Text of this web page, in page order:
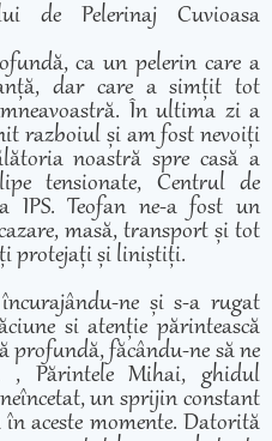
de Pelerinaj Cuvioasa
ca un pelerin care a
dar care a simțit tot
În ultima zi a
razboiul și am fost nevoiți
noastră spre casă a
tensionate, Centrul de
IPS. Teofan ne-a fost un
masă, transport și tot
protejați și liniștiți.
ne și s-a rugat
si atenție părintească
profundă, făcându-ne să ne
, Părintele Mihai, ghidul
un sprijin constant
aceste momente. Datorită